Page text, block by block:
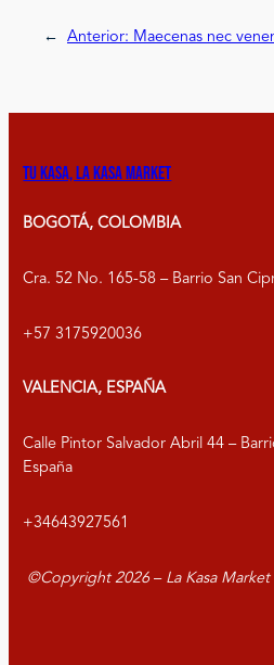
← Anterior: Maecenas nec
Tu kasa, la kasa market
BOGOTÁ, COLOMBIA
Cra. 52 No. 165-58 – Barrio San
+57 3175920036
VALENCIA, ESPAÑA
Calle Pintor Salvador Abril 44 –
España
+34643927561
©Copyright2026 – La Kasa